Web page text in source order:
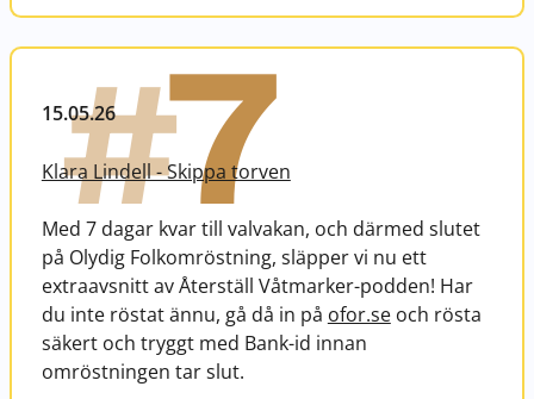
15.05.26
Klara Lindell - Skippa torven
Med 7 dagar kvar till valvakan, och därmed slutet
på Olydig Folkomröstning, släpper vi nu ett
extraavsnitt av Återställ Våtmarker-podden! Har
du inte röstat ännu, gå då in på ofor.seoch rösta
säkert och tryggt med Bank-id innan
omröstningen tar slut.
#7